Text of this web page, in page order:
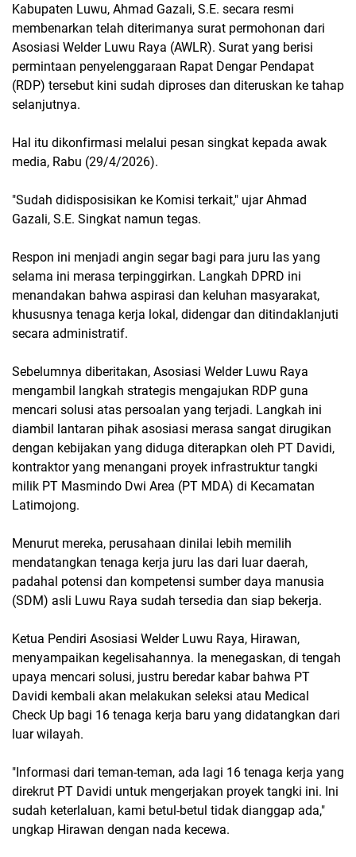
Kabupaten Luwu, Ahmad Gazali, S.E. secara resmi
membenarkan telah diterimanya surat permohonan dari
Asosiasi Welder Luwu Raya (AWLR). Surat yang berisi
permintaan penyelenggaraan Rapat Dengar Pendapat
(RDP) tersebut kini sudah diproses dan diteruskan ke tahap
selanjutnya.
Hal itu dikonfirmasi melalui pesan singkat kepada awak
media, Rabu (29/4/2026).
"Sudah didisposisikan ke Komisi terkait," ujar Ahmad
Gazali, S.E. Singkat namun tegas.
Respon ini menjadi angin segar bagi para juru las yang
selama ini merasa terpinggirkan. Langkah DPRD ini
menandakan bahwa aspirasi dan keluhan masyarakat,
khususnya tenaga kerja lokal, didengar dan ditindaklanjuti
secara administratif.
Sebelumnya diberitakan, Asosiasi Welder Luwu Raya
mengambil langkah strategis mengajukan RDP guna
mencari solusi atas persoalan yang terjadi. Langkah ini
diambil lantaran pihak asosiasi merasa sangat dirugikan
dengan kebijakan yang diduga diterapkan oleh PT Davidi,
kontraktor yang menangani proyek infrastruktur tangki
milik PT Masmindo Dwi Area (PT MDA) di Kecamatan
Latimojong.
Menurut mereka, perusahaan dinilai lebih memilih
mendatangkan tenaga kerja juru las dari luar daerah,
padahal potensi dan kompetensi sumber daya manusia
(SDM) asli Luwu Raya sudah tersedia dan siap bekerja.
Ketua Pendiri Asosiasi Welder Luwu Raya, Hirawan,
menyampaikan kegelisahannya. Ia menegaskan, di tengah
upaya mencari solusi, justru beredar kabar bahwa PT
Davidi kembali akan melakukan seleksi atau Medical
Check Up bagi 16 tenaga kerja baru yang didatangkan dari
luar wilayah.
"Informasi dari teman-teman, ada lagi 16 tenaga kerja yang
direkrut PT Davidi untuk mengerjakan proyek tangki ini. Ini
sudah keterlaluan, kami betul-betul tidak dianggap ada,"
ungkap Hirawan dengan nada kecewa.